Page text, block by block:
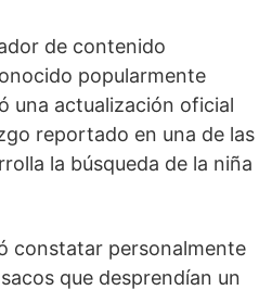
de contenido
popularmente
una actualización oficial
reportado en una de las
la búsqueda de la niña
constatar personalmente
que desprendían un